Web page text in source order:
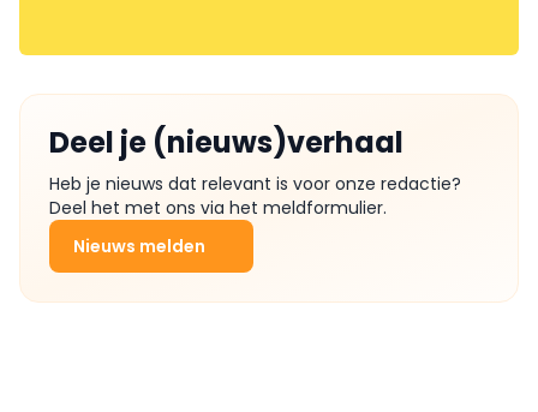
Deel je (nieuws)verhaal
Heb je nieuws dat relevant is voor onze redactie?
Deel het met ons via het meldformulier.
Nieuws melden